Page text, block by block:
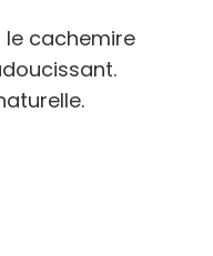
le cachemire